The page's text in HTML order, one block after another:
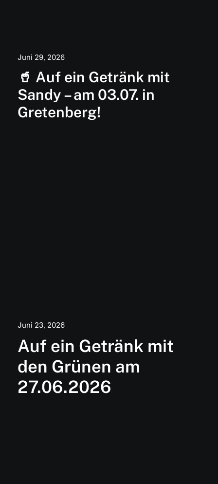
Juni 29, 2026
🥤 Auf ein Getränk mit
Sandy – am 03.07. in
Gretenberg!
Juni 23, 2026
Auf ein Getränk mit
den Grünen am
27.06.2026